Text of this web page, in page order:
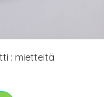
: mietteitä